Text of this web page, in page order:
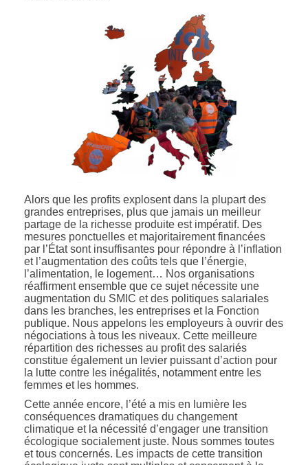
Alors que les profits explosent dans la plupart des
grandes entreprises, plus que jamais un meilleur
partage de la richesse produite est impératif. Des
mesures ponctuelles et majoritairement financées
par l’État sont insuffisantes pour répondre à l’inflation
et l’augmentation des coûts tels que l’énergie,
l’alimentation, le logement… Nos organisations
réaffirment ensemble que ce sujet nécessite une
augmentation du SMIC et des politiques salariales
dans les branches, les entreprises et la Fonction
publique. Nous appelons les employeurs à ouvrir des
négociations à tous les niveaux. Cette meilleure
répartition des richesses au profit des salariés
constitue également un levier puissant d’action pour
la lutte contre les inégalités, notamment entre les
femmes et les hommes.
Cette année encore, l’été a mis en lumière les
conséquences dramatiques du changement
climatique et la nécessité d’engager une transition
écologique socialement juste. Nous sommes toutes
et tous concernés. Les impacts de cette transition